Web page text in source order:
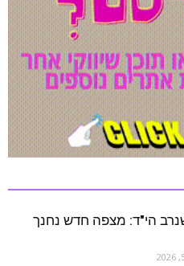
הי"ד: מצפה חדש נחנך